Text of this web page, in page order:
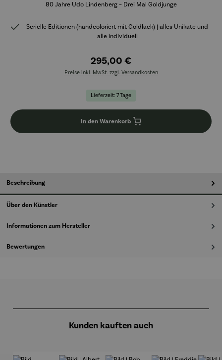
80 Jahre Udo Lindenberg – Drei Mal Goldjunge
Serielle Editionen (handcoloriert mit Goldlack) | alles Unikate und
alle individuell
295,00 €
Preise inkl. MwSt. zzgl. Versandkosten
Lieferzeit: 7 Tage
In den Warenkorb
Beschreibung
Über den Künstler
Informationen zum Hersteller
Bewertungen
Kunden kauften auch